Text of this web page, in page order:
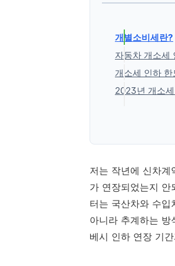
개별소비세란?
자동차 개소세
개소세 인하 한
2023년 개소
저는 작년에 신차
가 연장되었는지
터는 국산차와 수
아니라 추계하는
베시 인하 연장 기